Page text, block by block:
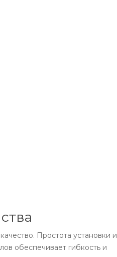
Простота установки и
обеспечивает гибкость и